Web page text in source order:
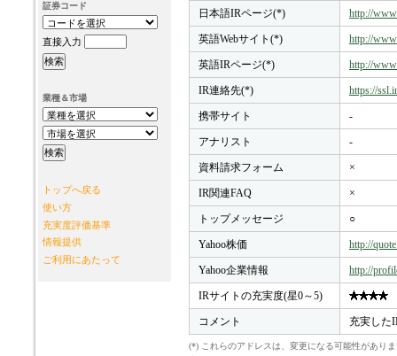
証券コード
直接入力
業種＆市場
トップへ戻る
使い方
充実度評価基準
情報提供
ご利用にあたって
日本語IRページ(*) http://
英語Webサイト(*) http://
英語IRページ(*) http://
IR連絡先(*) https://
携帯サイト -
アナリスト -
資料請求フォーム ×
IR関連FAQ ×
トップメッセージ ○
Yahoo株価 http://
Yahoo企業情報 http://
IRサイトの充実度(星0～5)
コメント 充実した
(*) これらのアドレスは、変更になる可能性があり